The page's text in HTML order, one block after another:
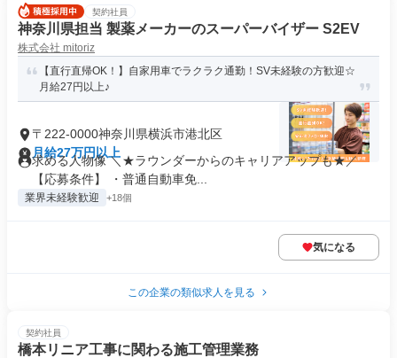
契約社員
神奈川県担当 製薬メーカーのスーパーバイザー S2EV
株式会社 mitoriz
【直行直帰OK！】自家用車でラクラク通勤！SV未経験の方歓迎☆
月給27円以上♪
〒222-0000神奈川県横浜市港北区
月給27万円以上
求める人物像 ＼★ラウンダーからのキャリアアップも★／
【応募条件】 ・普通自動車免...
業界未経験歓迎 +18個
気になる
この企業の類似求人を見る
契約社員
橋本リニア工事に関わる施工管理業務